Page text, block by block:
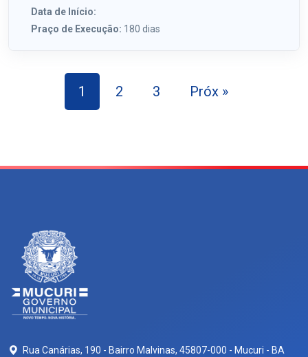
Data de Início:
Praço de Execução: 180 dias
1 2 3 Próx »
Rua Canárias, 190 - Bairro Malvinas, 45807-000 - Mucuri - BA